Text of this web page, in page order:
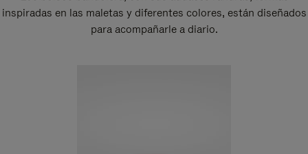
inspiradas en las maletas y diferentes colores, están diseñados
para acompañarle a diario.